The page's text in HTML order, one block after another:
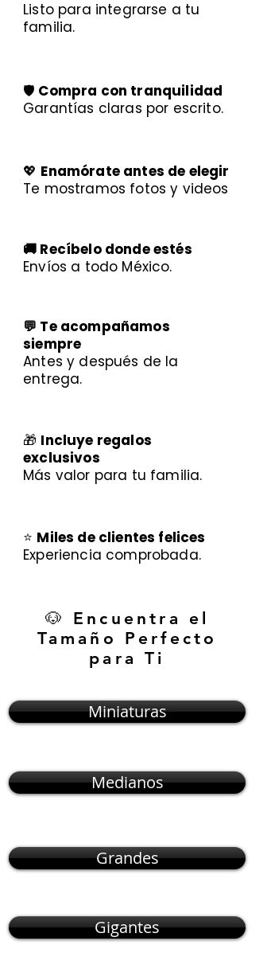
Listo para integrarse a tu
familia.
🛡️ Compra con tranquilidad
Garantías claras por escrito.
💖 Enamórate antes de elegir
Te mostramos fotos y videos
🚚 Recíbelo donde estés
Envíos a todo México.
💬 Te acompañamos
siempre
Antes y después de la
entrega.
🎁 Incluye regalos
exclusivos
Más valor para tu familia.
⭐ Miles de clientes felices
Experiencia comprobada.
🐶 Encuentra el
Tamaño Perfecto
para Ti
Miniaturas
Medianos
Grandes
Gigantes